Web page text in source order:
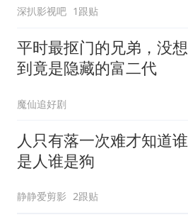
深扒影视吧 1跟贴
平时最抠门的兄弟，没想
到竟是隐藏的富二代
魔仙追好剧
人只有落一次难才知道谁
是人谁是狗
静静爱剪影 2跟贴